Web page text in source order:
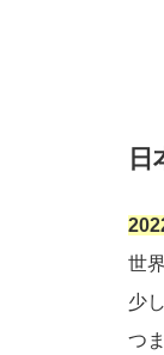
日
世
少
つ